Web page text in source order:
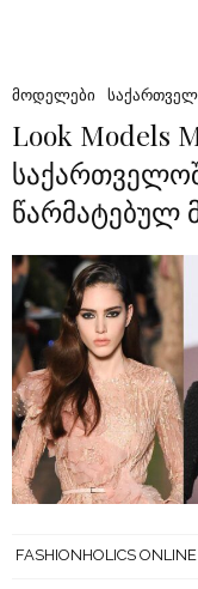
ᲛᲝᲓᲔᲚᲔᲑᲘ
Look Models
წარმატებულ
FASHIONHOLICS ONLINE